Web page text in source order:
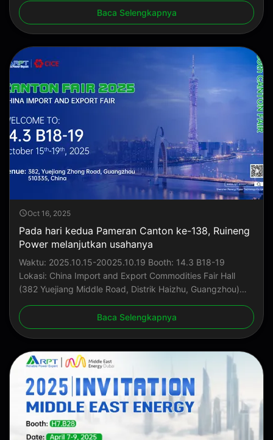
Baca Selengkapnya
Oct 16, 2025
Pada hari kedua Pameran Canton ke-138, Ruineng
Power melanjutkan usahanya
Waktu: 2025.10.15-20025.10.19 Booth: 14.3 B18-19
Lokasi: China Import and Export Commodities Fair Hall
(382 Yuejiang Middle Road, Distrik Haizhu, Guangzhou)
Baca Selengkapnya